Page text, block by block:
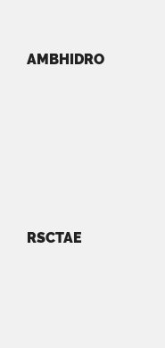
AMBHIDRO
RSCTAE